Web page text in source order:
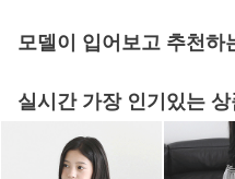
모델이 입어보고 추천
실시간 가장 인기있는